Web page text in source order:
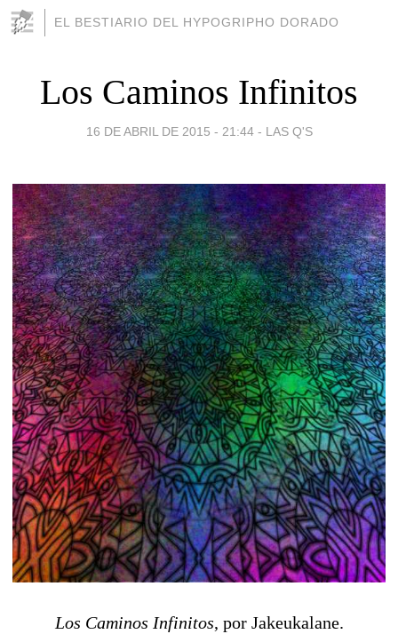
EL BESTIARIO DEL HYPOGRIPHO DORADO
Los Caminos Infinitos
16 DE ABRIL DE 2015 - 21:44 - LAS Q'S
Los Caminos Infinitos, por Jakeukalane.